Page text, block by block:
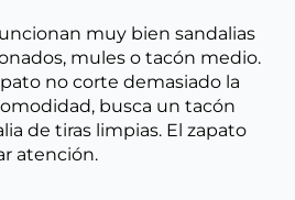
muy bien sandalias
mules o tacón medio.
no corte demasiado la
busca un tacón
de tiras limpias. El zapato
atención.